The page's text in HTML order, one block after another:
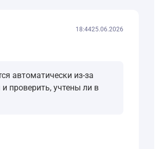
18:4425.06.2026
автоматически из-за
проверить, учтены ли в